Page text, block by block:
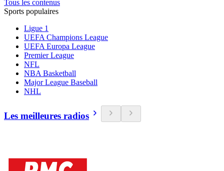
Tous les contenus
Sports populaires
Ligue 1
UEFA Champions League
UEFA Europa League
Premier League
NFL
NBA Basketball
Major League Baseball
NHL
Les meilleures radios